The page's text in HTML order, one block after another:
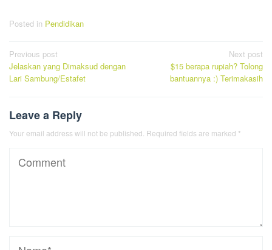
Posted in Pendidikan
Post
navigation
Previous post
Jelaskan yang Dimaksud dengan
Lari Sambung/Estafet
Next post
$15 berapa rupiah? Tolong
bantuannya :) Terimakasih
Leave a Reply
Your email address will not be published. Required fields are marked *